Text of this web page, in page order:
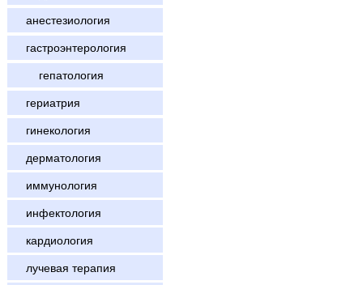
анестезиология
гастроэнтерология
гепатология
гериатрия
гинекология
дерматология
иммунология
инфектология
кардиология
лучевая терапия